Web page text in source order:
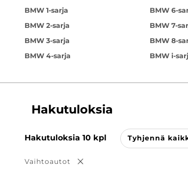
BMW 1-sarja
BMW 2-sarja
BMW 3-sarja
BMW 4-sarja
BMW 6-
BMW 7-
BMW 8-
BMW i-
Hakutuloksia
Hakutuloksia 10 kpl Tyhjennä
Vaihtoautot Poista valinta